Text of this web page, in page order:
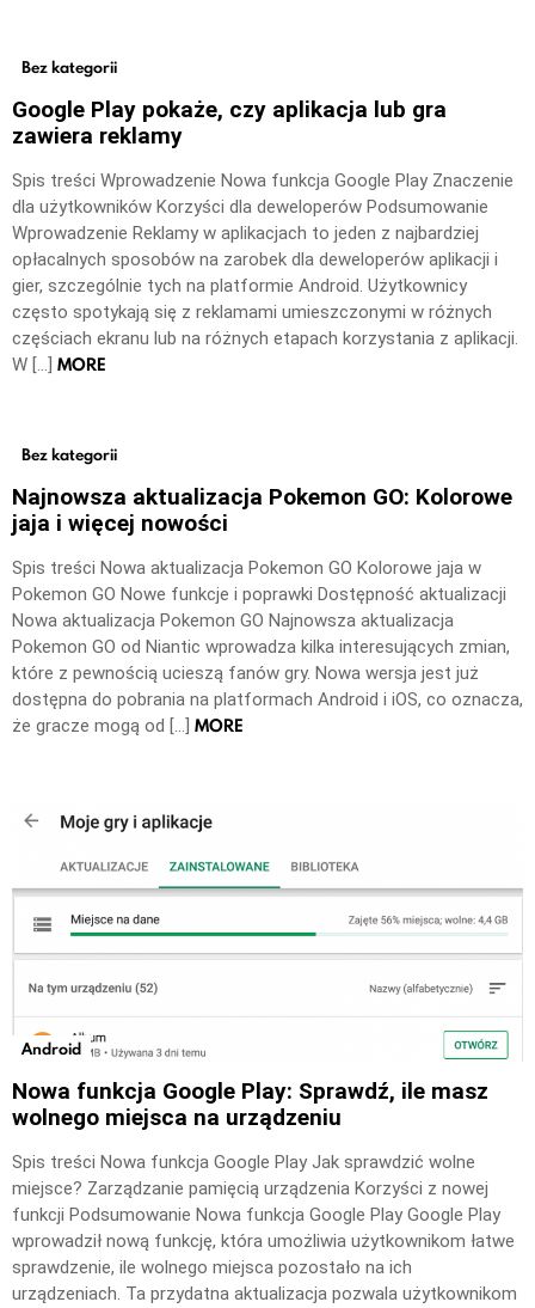
Bez kategorii
Google Play pokaże, czy aplikacja lub gra
zawiera reklamy
Spis treści Wprowadzenie Nowa funkcja Google Play Znaczenie
dla użytkowników Korzyści dla deweloperów Podsumowanie
Wprowadzenie Reklamy w aplikacjach to jeden z najbardziej
opłacalnych sposobów na zarobek dla deweloperów aplikacji i
gier, szczególnie tych na platformie Android. Użytkownicy
często spotykają się z reklamami umieszczonymi w różnych
częściach ekranu lub na różnych etapach korzystania z aplikacji.
W […] MORE
Bez kategorii
Najnowsza aktualizacja Pokemon GO: Kolorowe
jaja i więcej nowości
Spis treści Nowa aktualizacja Pokemon GO Kolorowe jaja w
Pokemon GO Nowe funkcje i poprawki Dostępność aktualizacji
Nowa aktualizacja Pokemon GO Najnowsza aktualizacja
Pokemon GO od Niantic wprowadza kilka interesujących zmian,
które z pewnością ucieszą fanów gry. Nowa wersja jest już
dostępna do pobrania na platformach Android i iOS, co oznacza,
że gracze mogą od […] MORE
Android
Nowa funkcja Google Play: Sprawdź, ile masz
wolnego miejsca na urządzeniu
Spis treści Nowa funkcja Google Play Jak sprawdzić wolne
miejsce? Zarządzanie pamięcią urządzenia Korzyści z nowej
funkcji Podsumowanie Nowa funkcja Google Play Google Play
wprowadził nową funkcję, która umożliwia użytkownikom łatwe
sprawdzenie, ile wolnego miejsca pozostało na ich
urządzeniach. Ta przydatna aktualizacja pozwala użytkownikom